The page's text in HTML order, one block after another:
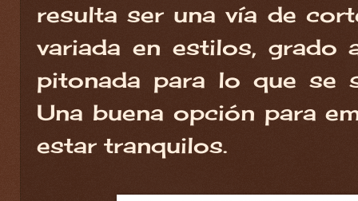
resulta ser una vía de
variada en estilos, grado
pitonada para lo que se
Una buena opción para
estar tranquilos.